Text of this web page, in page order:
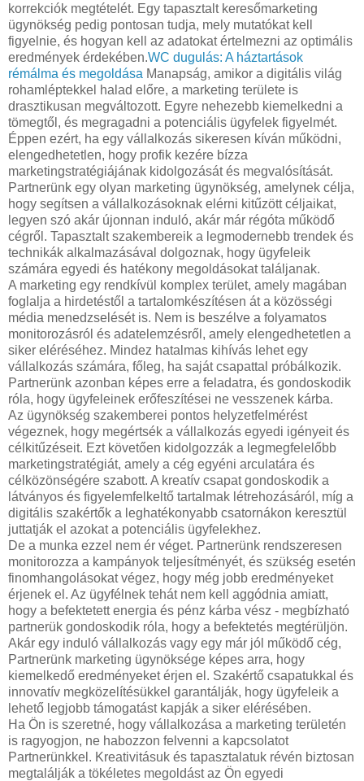
korrekciók megtételét. Egy tapasztalt keresőmarketing
ügynökség pedig pontosan tudja, mely mutatókat kell
figyelnie, és hogyan kell az adatokat értelmezni az optimális
eredmények érdekében.WC dugulás: A háztartások
rémálma és megoldása Manapság, amikor a digitális világ
rohamléptekkel halad előre, a marketing területe is
drasztikusan megváltozott. Egyre nehezebb kiemelkedni a
tömegtől, és megragadni a potenciális ügyfelek figyelmét.
Éppen ezért, ha egy vállalkozás sikeresen kíván működni,
elengedhetetlen, hogy profik kezére bízza
marketingstratégiájának kidolgozását és megvalósítását.
Partnerünk egy olyan marketing ügynökség, amelynek célja,
hogy segítsen a vállalkozásoknak elérni kitűzött céljaikat,
legyen szó akár újonnan induló, akár már régóta működő
cégről. Tapasztalt szakembereik a legmodernebb trendek és
technikák alkalmazásával dolgoznak, hogy ügyfeleik
számára egyedi és hatékony megoldásokat találjanak.
A marketing egy rendkívül komplex terület, amely magában
foglalja a hirdetéstől a tartalomkészítésen át a közösségi
média menedzselését is. Nem is beszélve a folyamatos
monitorozásról és adatelemzésről, amely elengedhetetlen a
siker eléréséhez. Mindez hatalmas kihívás lehet egy
vállalkozás számára, főleg, ha saját csapattal próbálkozik.
Partnerünk azonban képes erre a feladatra, és gondoskodik
róla, hogy ügyfeleinek erőfeszítései ne vesszenek kárba.
Az ügynökség szakemberei pontos helyzetfelmérést
végeznek, hogy megértsék a vállalkozás egyedi igényeit és
célkitűzéseit. Ezt követően kidolgozzák a legmegfelelőbb
marketingstratégiát, amely a cég egyéni arculatára és
célközönségére szabott. A kreatív csapat gondoskodik a
látványos és figyelemfelkeltő tartalmak létrehozásáról, míg a
digitális szakértők a leghatékonyabb csatornákon keresztül
juttatják el azokat a potenciális ügyfelekhez.
De a munka ezzel nem ér véget. Partnerünk rendszeresen
monitorozza a kampányok teljesítményét, és szükség esetén
finomhangolásokat végez, hogy még jobb eredményeket
érjenek el. Az ügyfélnek tehát nem kell aggódnia amiatt,
hogy a befektetett energia és pénz kárba vész - megbízható
partnerük gondoskodik róla, hogy a befektetés megtérüljön.
Akár egy induló vállalkozás vagy egy már jól működő cég,
Partnerünk marketing ügynöksége képes arra, hogy
kiemelkedő eredményeket érjen el. Szakértő csapatukkal és
innovatív megközelítésükkel garantálják, hogy ügyfeleik a
lehető legjobb támogatást kapják a siker elérésében.
Ha Ön is szeretné, hogy vállalkozása a marketing területén
is ragyogjon, ne habozzon felvenni a kapcsolatot
Partnerünkkel. Kreativitásuk és tapasztalatuk révén biztosan
megtalálják a tökéletes megoldást az Ön egyedi